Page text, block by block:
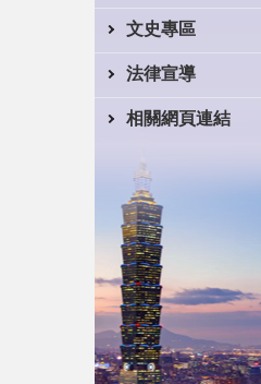
文史專區
法律宣導
相關網頁連結